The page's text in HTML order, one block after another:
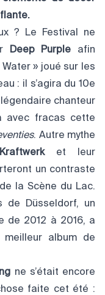
? Le Festival ne
Deep Purple afin
Water » joué sur les
: il s’agira du 10e
chanteur
avec fracas cette
. Autre mythe
Kraftwerk et leur
un contraste
la Scène du Lac.
de Düsseldorf, un
de 2012 à 2016, a
album de
ne s’était encore
faite cet été :